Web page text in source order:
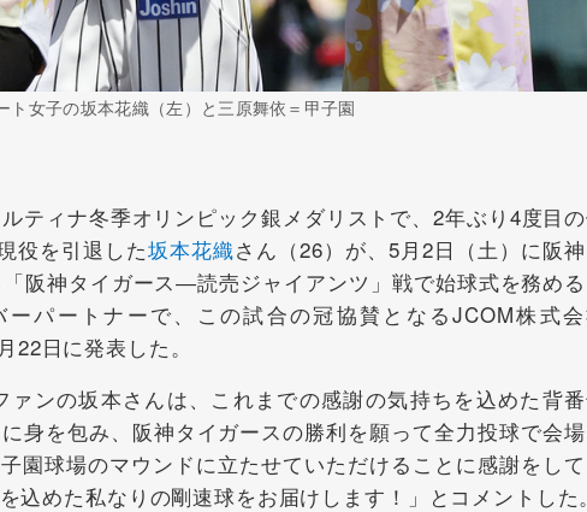
女子の坂本花織（左）と三原舞依＝甲子園
ティナ冬季オリンピック銀メダリストで、2年ぶり4度目
役を引退した坂本花織さん（26）が、5月2日（土）に阪
阪神タイガース―読売ジャイアンツ」戦で始球式を務め
パートナーで、この試合の冠協賛となるJCOM株式
22日に発表した。
ンの坂本さんは、これまでの感謝の気持ちを込めた背
身を包み、阪神タイガースの勝利を願って全力投球で会
園球場のマウンドに立たせていただけることに感謝をし
込めた私なりの剛速球をお届けします！」とコメントした